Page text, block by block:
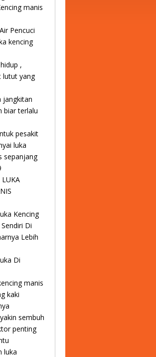
manis
Pencuci
kencing
,
lutut yang
jangkitan
biar terlalu
pesakit
luka
sepanjang
LUKA
Kencing
Di
Lebih
Di
manis
kaki
sembuh
penting
luka